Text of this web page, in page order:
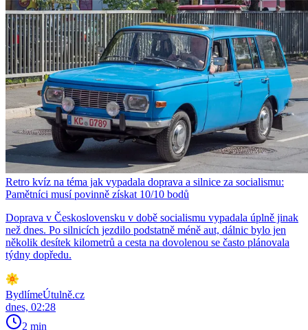
Retro kvíz na téma jak vypadala doprava a silnice za socialismu:
Pamětníci musí povinně získat 10/10 bodů
Doprava v Československu v době socialismu vypadala úplně jinak
než dnes. Po silnicích jezdilo podstatně méně aut, dálnic bylo jen
několik desítek kilometrů a cesta na dovolenou se často plánovala
týdny dopředu.
BydlímeÚtulně.cz
dnes, 02:28
2 min